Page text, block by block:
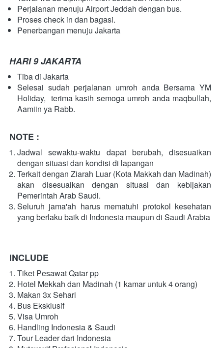
Perjalanan menuju Airport Jeddah dengan bus.
Proses check in dan bagasi.
Penerbangan menuju Jakarta
HARI 9 JAKARTA
Tiba di Jakarta
Selesai sudah perjalanan umroh anda Bersama YM
Holiday,  terima kasih semoga umroh anda maqbullah,
Aamiin ya Rabb.
NOTE :
Jadwal sewaktu-waktu dapat berubah, disesuaikan
dengan situasi dan kondisi di lapangan
Terkait dengan Ziarah Luar (Kota Makkah dan Madinah)
akan disesuaikan dengan situasi dan kebijakan
Pemerintah Arab Saudi.
Seluruh jama'ah harus mematuhi protokol kesehatan
INCLUDE
Tiket Pesawat Qatar pp
Hotel Mekkah dan Madinah (1 kamar untuk 4 orang)
Makan 3x Sehari
Bus Eksklusif
Visa Umroh
Handling Indonesia & Saudi
Tour Leader dari Indonesia